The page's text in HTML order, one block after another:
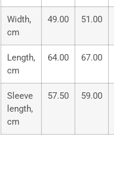
Width,
cm
49.00 51.00
Length,
cm
64.00 67.00
Sleeve
length,
cm
57.50 59.00